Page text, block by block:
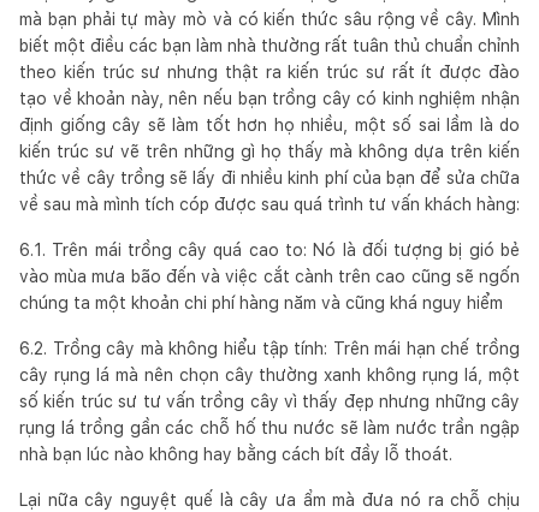
mà bạn phải tự mày mò và có kiến thức sâu rộng về cây. Mình
biết một điều các bạn làm nhà thường rất tuân thủ chuẩn chỉnh
theo kiến trúc sư nhưng thật ra kiến trúc sư rất ít được đào
tạo về khoản này, nên nếu bạn trồng cây có kinh nghiệm nhận
định giống cây sẽ làm tốt hơn họ nhiều, một số sai lầm là do
kiến trúc sư vẽ trên những gì họ thấy mà không dựa trên kiến
thức về cây trồng sẽ lấy đi nhiều kinh phí của bạn để sửa chữa
về sau mà mình tích cóp được sau quá trình tư vấn khách hàng:
6.1. Trên mái trồng cây quá cao to: Nó là đối tượng bị gió bẻ
vào mùa mưa bão đến và việc cắt cành trên cao cũng sẽ ngốn
chúng ta một khoản chi phí hàng năm và cũng khá nguy hiểm
6.2. Trồng cây mà không hiểu tập tính: Trên mái hạn chế trồng
cây rụng lá mà nên chọn cây thường xanh không rụng lá, một
số kiến trúc sư tư vấn trồng cây vì thấy đẹp nhưng những cây
rụng lá trồng gần các chỗ hố thu nước sẽ làm nước trần ngập
nhà bạn lúc nào không hay bằng cách bít đầy lỗ thoát.
Lại nữa cây nguyệt quế là cây ưa ẩm mà đưa nó ra chỗ chịu